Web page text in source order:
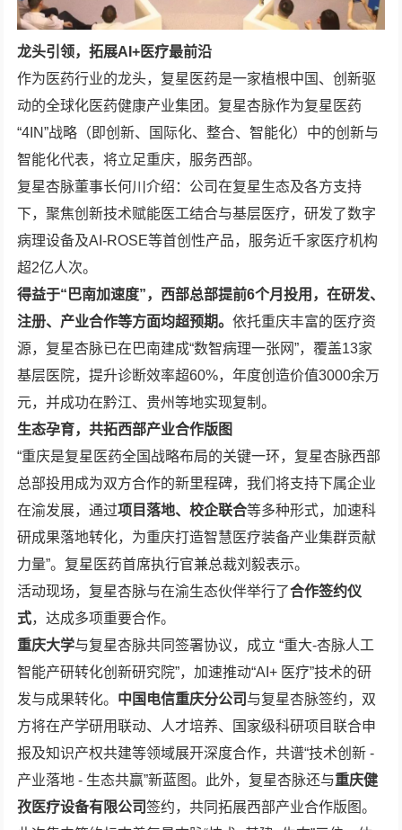
龙头引领，拓展AI+医疗最前沿
作为医药行业的龙头，复星医药是一家植根中国、创新驱
动的全球化医药健康产业集团。复星杏脉作为复星医药
“4IN”战略（即创新、国际化、整合、智能化）中的创新与
智能化代表，将立足重庆，服务西部。
复星杏脉董事长何川介绍：公司在复星生态及各方支持
下，聚焦创新技术赋能医工结合与基层医疗，研发了数字
病理设备及AI-ROSE等首创性产品，服务近千家医疗机构
超2亿人次。
得益于“巴南加速度”，西部总部提前6个月投用，在研发、
注册、产业合作等方面均超预期。依托重庆丰富的医疗资
源，复星杏脉已在巴南建成“数智病理一张网”，覆盖13家
基层医院，提升诊断效率超60%，年度创造价值3000余万
元，并成功在黔江、贵州等地实现复制。
生态孕育，共拓西部产业合作版图
“重庆是复星医药全国战略布局的关键一环，复星杏脉西部
总部投用成为双方合作的新里程碑，我们将支持下属企业
在渝发展，通过项目落地、校企联合等多种形式，加速科
研成果落地转化，为重庆打造智慧医疗装备产业集群贡献
力量”。复星医药首席执行官兼总裁刘毅表示。
活动现场，复星杏脉与在渝生态伙伴举行了合作签约仪
式，达成多项重要合作。
重庆大学与复星杏脉共同签署协议，成立 “重大-杏脉人工
智能产研转化创新研究院”，加速推动“AI+ 医疗”技术的研
发与成果转化。 中国电信重庆分公司 与复星杏脉签约，双
方将在产学研用联动、人才培养、国家级科研项目联合申
报及知识产权共建等领域展开深度合作，共谱“技术创新 -
产业落地 - 生态共赢”新蓝图。此外，复星杏脉还与重庆健
孜医疗设备有限公司签约，共同拓展西部产业合作版图。